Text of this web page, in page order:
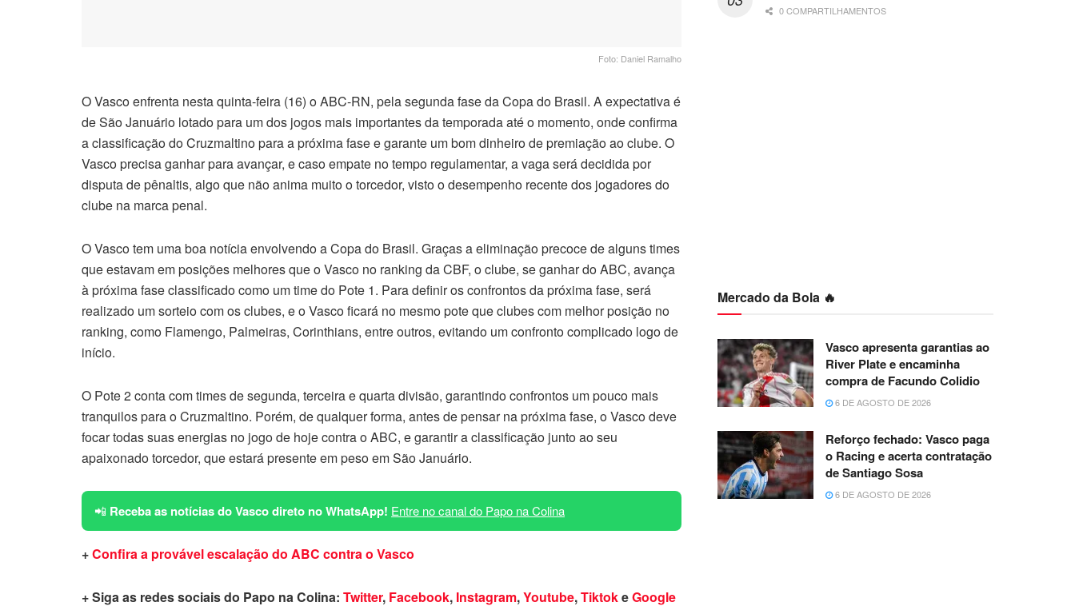
Foto: Daniel Ramalho
O Vasco enfrenta nesta quinta-feira (16) o ABC-RN, pela segunda fase da Copa do Brasil. A expectativa é
de São Januário lotado para um dos jogos mais importantes da temporada até o momento, onde confirma
a classificação do Cruzmaltino para a próxima fase e garante um bom dinheiro de premiação ao clube. O
Vasco precisa ganhar para avançar, e caso empate no tempo regulamentar, a vaga será decidida por
disputa de pênaltis, algo que não anima muito o torcedor, visto o desempenho recente dos jogadores do
clube na marca penal.
O Vasco tem uma boa notícia envolvendo a Copa do Brasil. Graças a eliminação precoce de alguns times
que estavam em posições melhores que o Vasco no ranking da CBF, o clube, se ganhar do ABC, avança
à próxima fase classificado como um time do Pote 1. Para definir os confrontos da próxima fase, será
realizado um sorteio com os clubes, e o Vasco ficará no mesmo pote que clubes com melhor posição no
ranking, como Flamengo, Palmeiras, Corinthians, entre outros, evitando um confronto complicado logo de
início.
O Pote 2 conta com times de segunda, terceira e quarta divisão, garantindo confrontos um pouco mais
tranquilos para o Cruzmaltino. Porém, de qualquer forma, antes de pensar na próxima fase, o Vasco deve
focar todas suas energias no jogo de hoje contra o ABC, e garantir a classificação junto ao seu
apaixonado torcedor, que estará presente em peso em São Januário.
📲 Receba as notícias do Vasco direto no WhatsApp! Entre no canal do Papo na Colina
+Confira a provável escalação do ABC contra o Vasco
+ Siga as redes sociais do Papo na Colina: Twitter, Facebook, Instagram,Youtube,TiktokeGoogle
0 COMPARTILHAMENTOS
Mercado da Bola 🔥
Vasco apresenta garantias ao
River Plate e encaminha
compra de Facundo Colidio
6 DE AGOSTO DE 2026
Reforço fechado: Vasco paga
o Racing e acerta contratação
de Santiago Sosa
6 DE AGOSTO DE 2026